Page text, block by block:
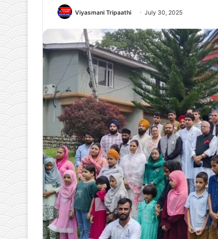
Viyasmani Tripaathi July 30, 2025